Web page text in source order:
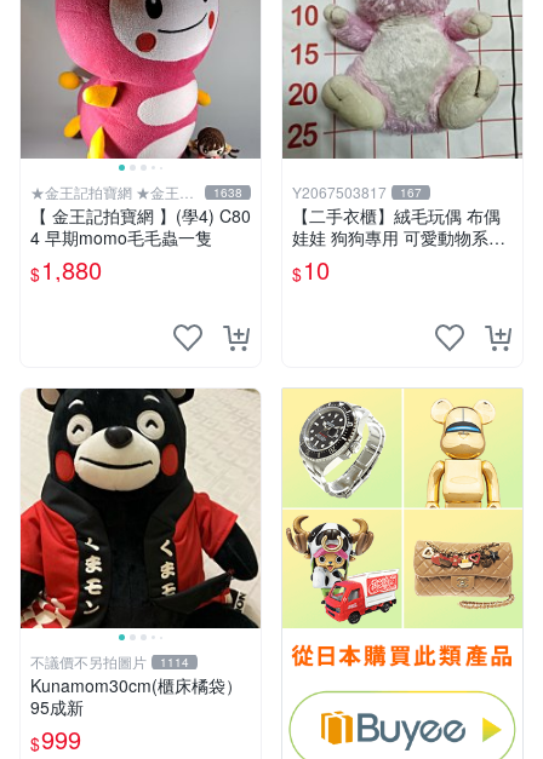
★金王記拍寶網 ★金王記
拍寶趣
1638
【 金王記拍寶網 】(學4) C80
4 早期momo毛毛蟲一隻
$1,880
Y2067503817 167
【二手衣櫃】絨毛玩偶 布偶
娃娃 狗狗專用 可愛動物系列
耐咬耐磨玩具 玩偶 粉紅熊寵
物玩具 1120929
$10
不議價不另拍圖片 1114
Kunamom30cm(櫃床橘袋）
95成新
$999